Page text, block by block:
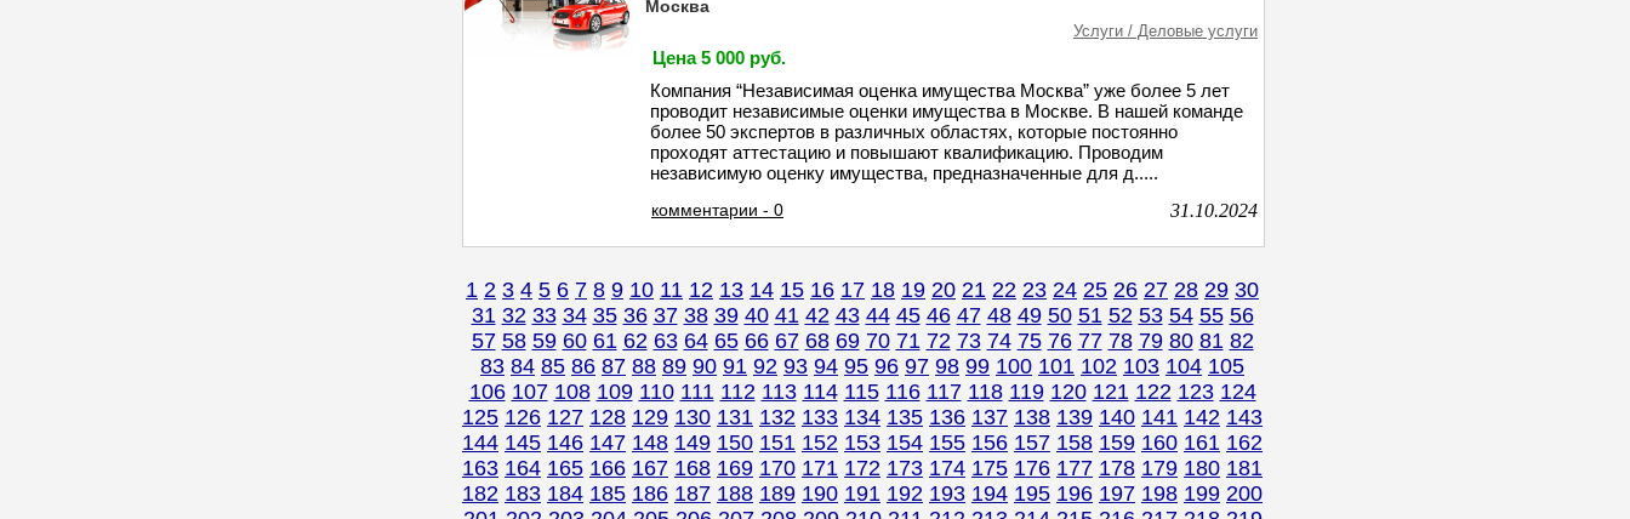
Москва
Услуги / Деловые услуги
Цена 5 000 руб.
Компания “Независимая оценка имущества Москва” уже более 5 лет
проводит независимые оценки имущества в Москве. В нашей команде
более 50 экспертов в различных областях, которые постоянно
проходят аттестацию и повышают квалификацию. Проводим
независимую оценку имущества, предназначенные для д.....
комментарии - 0 31.10.2024
1 2 3 4 5 6 7 8 9 10 11 12 13 14 15 16 17 18 19 20 21 22 23 24 25 26 27 28 29 30
31 32 33 34 35 36 37 38 39 40 41 42 43 44 45 46 47 48 49 50 51 52 53 54 55 56
57 58 59 60 61 62 63 64 65 66 67 68 69 70 71 72 73 74 75 76 77 78 79 80 81 82
83 84 85 86 87 88 89 90 91 92 93 94 95 96 97 98 99 100 101 102 103 104 105
106 107 108 109 110 111 112 113 114 115 116 117 118 119 120 121 122 123 124
125 126 127 128 129 130 131 132 133 134 135 136 137 138 139 140 141 142 143
144 145 146 147 148 149 150 151 152 153 154 155 156 157 158 159 160 161 162
163 164 165 166 167 168 169 170 171 172 173 174 175 176 177 178 179 180 181
182 183 184 185 186 187 188 189 190 191 192 193 194 195 196 197 198 199 200